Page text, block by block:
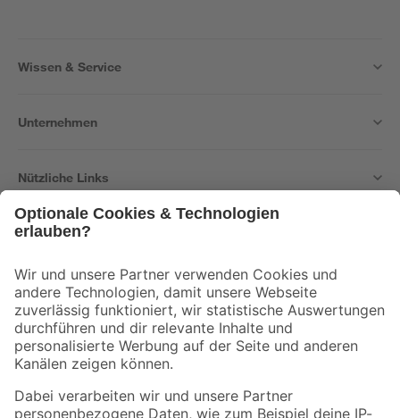
Wissen & Service
Unternehmen
Nützliche Links
Der toom Newsletter: Keine Angebote und Aktionen mehr verpassen!
Zur Newsletter Anmeldung
Folge uns